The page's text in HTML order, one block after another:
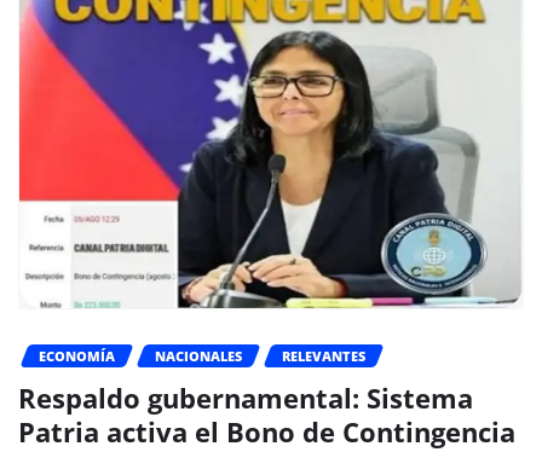
ECONOMÍA NACIONALES RELEVANTES
Respaldo gubernamental: Sistema
Patria activa el Bono de Contingencia